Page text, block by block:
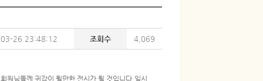
26 23:48:12 조회수 4,069
원님들께 귀감이 될만한 전시가 될 것입니다.일시